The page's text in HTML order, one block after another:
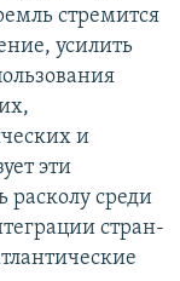
стремится
усилить
и
эти
расколу среди
стран-